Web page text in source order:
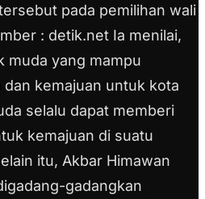
pada pemilihan wali
: detik.net Ia menilai,
muda yang mampu
kemajuan untuk kota
selalu dapat memberi
kemajuan di suatu
itu, Akbar Himawan
gadangkan